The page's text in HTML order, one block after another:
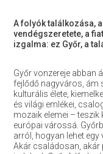
A folyók találkozása,
vendégszeretete, a
izgalma: ez Győr, a
Győr vonzereje abban
fejlődő nagyváros, ám
kulturális élete,
és világi emlékei,
mozaik elemei – teszik
európai várossá.
arról, hogyan lehet
Akár családosan, akár